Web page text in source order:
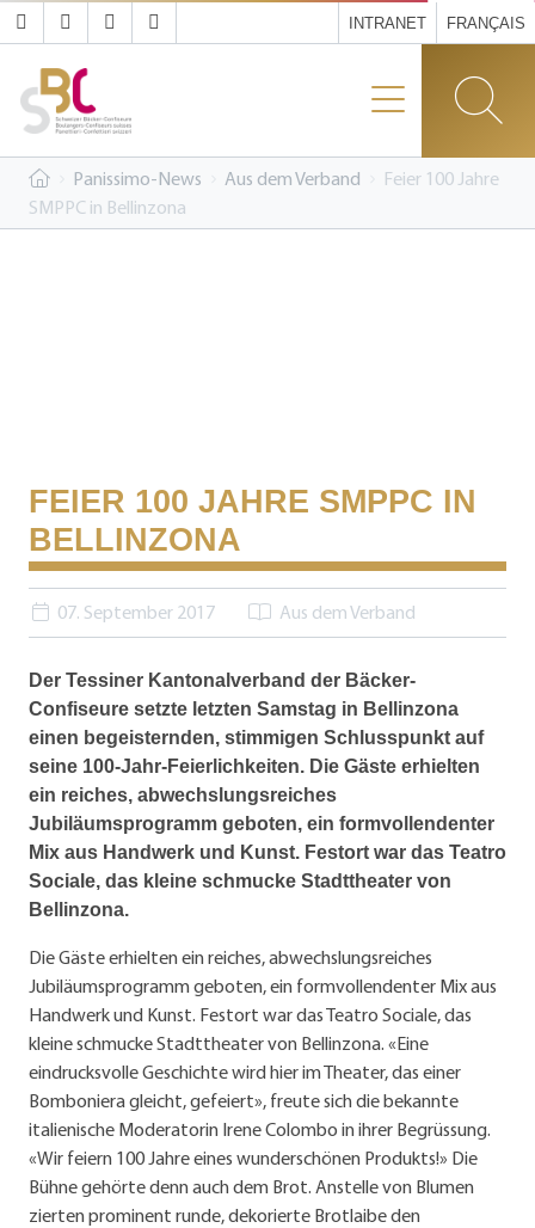
INTRANET FRANÇAIS
Panissimo-News Aus dem Verband
Feier 100 Jahre
SMPPC in Bellinzona
FEIER 100 JAHRE SMPPC IN
BELLINZONA
07. September 2017 Aus dem Verband
Der Tessiner Kantonalverband der Bäcker-
Confiseure setzte letzten Samstag in Bellinzona
einen begeisternden, stimmigen Schlusspunkt auf
seine 100-Jahr-Feierlichkeiten. Die Gäste erhielten
ein reiches, abwechslungsreiches
Jubiläumsprogramm geboten, ein formvollendenter
Mix aus Handwerk und Kunst. Festort war das Teatro
Sociale, das kleine schmucke Stadttheater von
Bellinzona.
Die Gäste erhielten ein reiches, abwechslungsreiches
Jubiläumsprogramm geboten, ein formvollendenter Mix aus
Handwerk und Kunst. Festort war das Teatro Sociale, das
kleine schmucke Stadttheater von Bellinzona. «Eine
eindrucksvolle Geschichte wird hier im Theater, das einer
Bomboniera gleicht, gefeiert», freute sich die bekannte
italienische Moderatorin Irene Colombo in ihrer Begrüssung.
«Wir feiern 100 Jahre eines wunderschönen Produkts!» Die
Bühne gehörte denn auch dem Brot. Anstelle von Blumen
zierten prominent runde, dekorierte Brotlaibe den